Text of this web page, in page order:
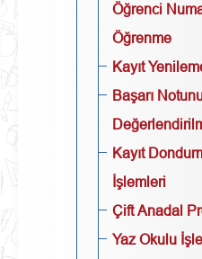
Öğrenci
Öğrenme
Kayıt
Başarı
Kayıt
İşlemleri
Çift Anadal
Yaz Okulu